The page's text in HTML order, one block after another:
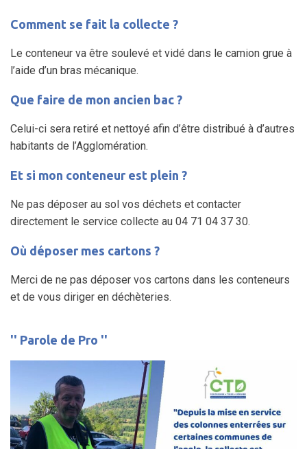
Comment se fait la collecte ?
Le conteneur va être soulevé et vidé dans le camion grue à
l’aide d’un bras mécanique.
Que faire de mon ancien bac ?
Celui-ci sera retiré et nettoyé afin d’être distribué à d’autres
habitants de l’Agglomération.
Et si mon conteneur est plein ?
Ne pas déposer au sol vos déchets et contacter
directement le service collecte au 04 71 04 37 30.
Où déposer mes cartons ?
Merci de ne pas déposer vos cartons dans les conteneurs
et de vous diriger en déchèteries.
'' Parole de Pro ''